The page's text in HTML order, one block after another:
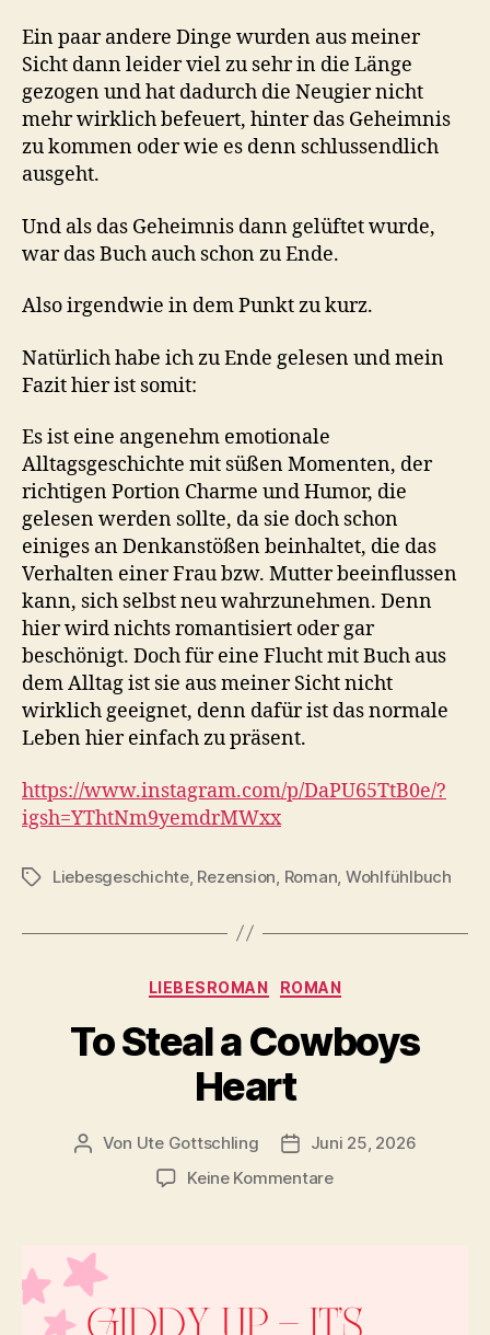
Ein paar andere Dinge wurden aus meiner
Sicht dann leider viel zu sehr in die Länge
gezogen und hat dadurch die Neugier nicht
mehr wirklich befeuert, hinter das Geheimnis
zu kommen oder wie es denn schlussendlich
ausgeht.
Und als das Geheimnis dann gelüftet wurde,
war das Buch auch schon zu Ende.
Also irgendwie in dem Punkt zu kurz.
Natürlich habe ich zu Ende gelesen und mein
Fazit hier ist somit:
Es ist eine angenehm emotionale
Alltagsgeschichte mit süßen Momenten, der
richtigen Portion Charme und Humor, die
gelesen werden sollte, da sie doch schon
einiges an Denkanstößen beinhaltet, die das
Verhalten einer Frau bzw. Mutter beeinflussen
kann, sich selbst neu wahrzunehmen. Denn
hier wird nichts romantisiert oder gar
beschönigt. Doch für eine Flucht mit Buch aus
dem Alltag ist sie aus meiner Sicht nicht
wirklich geeignet, denn dafür ist das normale
Leben hier einfach zu präsent.
https://www.instagram.com/p/DaPU65TtB0e/?
igsh=YThtNm9yemdrMWxx
Schlagwörter
Liebesgeschichte, Rezension Roman Wohlfühlbuch
Kategorien
LIEBESROMAN ROMAN
To Steal a Cowboys
Heart
Beitragsautor
Von Ute Gottschling Veröffentlichungsdatum
Juni 25, 2026
Keine Kommentarezu